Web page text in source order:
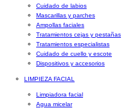
Cuidado de labios
Mascarillas y parches
Ampollas faciales
Tratamientos cejas y pestañas
Tratamientos especialistas
Cuidado de cuello y escote
Dispositivos y accesorios
LIMPIEZA FACIAL
Limpiadora facial
Agua micelar